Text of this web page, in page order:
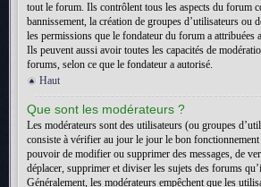
tout le forum. Ils contrôlent tous les aspects du forum
bannissement, la création de groupes d’utilisateurs ou
les permissions que le fondateur du forum a attribuées
Ils peuvent aussi avoir toutes les capacités de
forums, selon ce que le fondateur a autorisé.
Haut
Que sont les modérateurs ?
Les modérateurs sont des utilisateurs (ou groupes
consiste à vérifier au jour le jour le bon
pouvoir de modifier ou supprimer des messages, de
déplacer, supprimer et diviser les sujets des forums
Généralement, les modérateurs empêchent que les